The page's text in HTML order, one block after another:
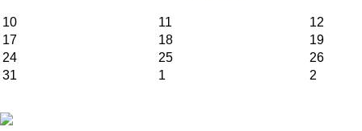
10 11
12
17
18
19
24
25
26
31
1 2